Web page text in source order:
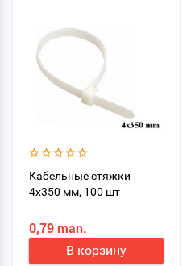
Кабельные стяжки
4x350 мм, 100 шт
0,79 man.
В корзину